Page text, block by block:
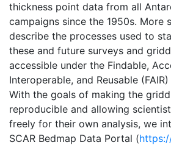
thickness point data from all
campaigns since the 1950s. More
describe the processes used to
these and future surveys and
accessible under the Findable,
Interoperable, and Reusable
With the goals of making the
reproducible and allowing
freely for their own analysis, we
SCAR Bedmap Data Portal (